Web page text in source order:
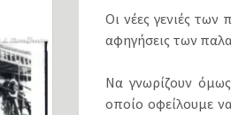
Οι νέες γενιές
αφηγήσεις των
Να γνωρίζουν
οποίο οφείλουμε